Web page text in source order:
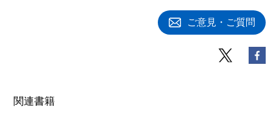
ご意見・ご質問
関連書籍